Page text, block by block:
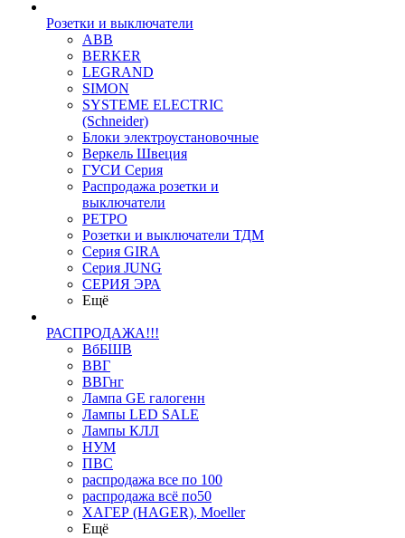
Розетки и выключатели
ABB
BERKER
LEGRAND
SIMON
SYSTEME ELECTRIC
(Schneider)
Блоки электроустановочные
Веркель Швеция
ГУСИ Серия
Распродажа розетки и
выключатели
РЕТРО
Розетки и выключатели ТДМ
Серия GIRA
Серия JUNG
СЕРИЯ ЭРА
Ещё
РАСПРОДАЖА!!!
ВбБШВ
ВВГ
ВВГнг
Лампа GE галогенн
Лампы LED SALE
Лампы КЛЛ
НУМ
ПВС
распродажа все по 100
распродажа всё по50
ХАГЕР (HAGER), Moeller
Ещё